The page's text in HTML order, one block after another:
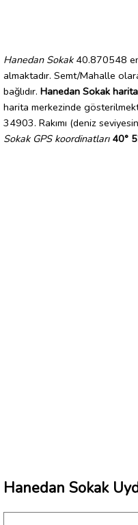
Hanedan Sokak40.870548
almaktadır. Semt/Mahalle
bağlıdır. Hanedan Sokak
harita merkezinde
34903. Rakımı (deniz
Sokak GPS koordinatları 40°
Hanedan Sokak